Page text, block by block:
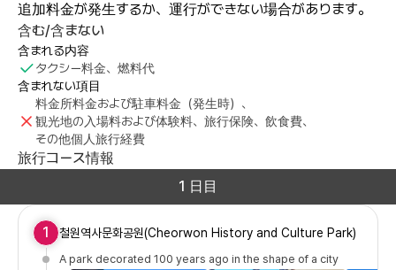
追加料金が発生するか、運行ができない場合があります。
含む/含まない
含まれる内容
タクシー料金、燃料代
含まれない項目
料金所料金および駐車料金（発生時）、
観光地の入場料および体験料、旅行保険、飲食費、
その他個人旅行経費
旅行コース情報
1 日目
1 철원역사문화공원(Cheorwon History and Culture Park)
A park decorated 100 years ago in the shape of a city